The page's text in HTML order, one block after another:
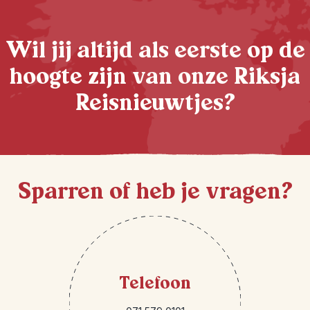
Wil jij altijd als eerste op de
hoogte zijn van onze Riksja
Reisnieuwtjes?
Sparren of heb je vragen?
Telefoon